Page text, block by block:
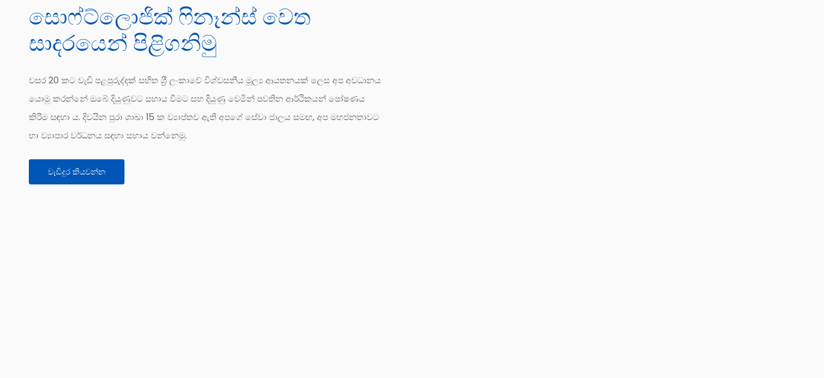
සොෆ්ට්ලොජික් ෆිනෑන්ස් වෙත
සාදරයෙන් පිළිගනිමු
වසර 20 කට වැඩි පළපුරුද්දක් සහිත ශ‍්‍රී ලංකාවේ විශ්වසනීය මූල්‍ය ආයතනයක් ලෙස අප අවධානය
යොමු කරන්නේ ඔබේ දියුණුවට සහාය වීමට සහ දියුණු වෙමින් පවතින ආර්ථිකයන් පෝෂණය
කිරීම සඳහා ය. දිවයින පුරා ශාඛා 15 ක ව්‍යාප්තව ඇති අපගේ සේවා ජාලය සමඟ, අප මහජනතාවට
හා ව්‍යාපාර වර්ධනය සඳහා සහාය වන්නෙමු.
වැඩිදුර කියවන්න